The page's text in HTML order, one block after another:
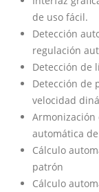
de uso fácil.
Detección
regulación
Detección de
Detección de
velocidad
automática
Cálculo
patrón
Cálculo